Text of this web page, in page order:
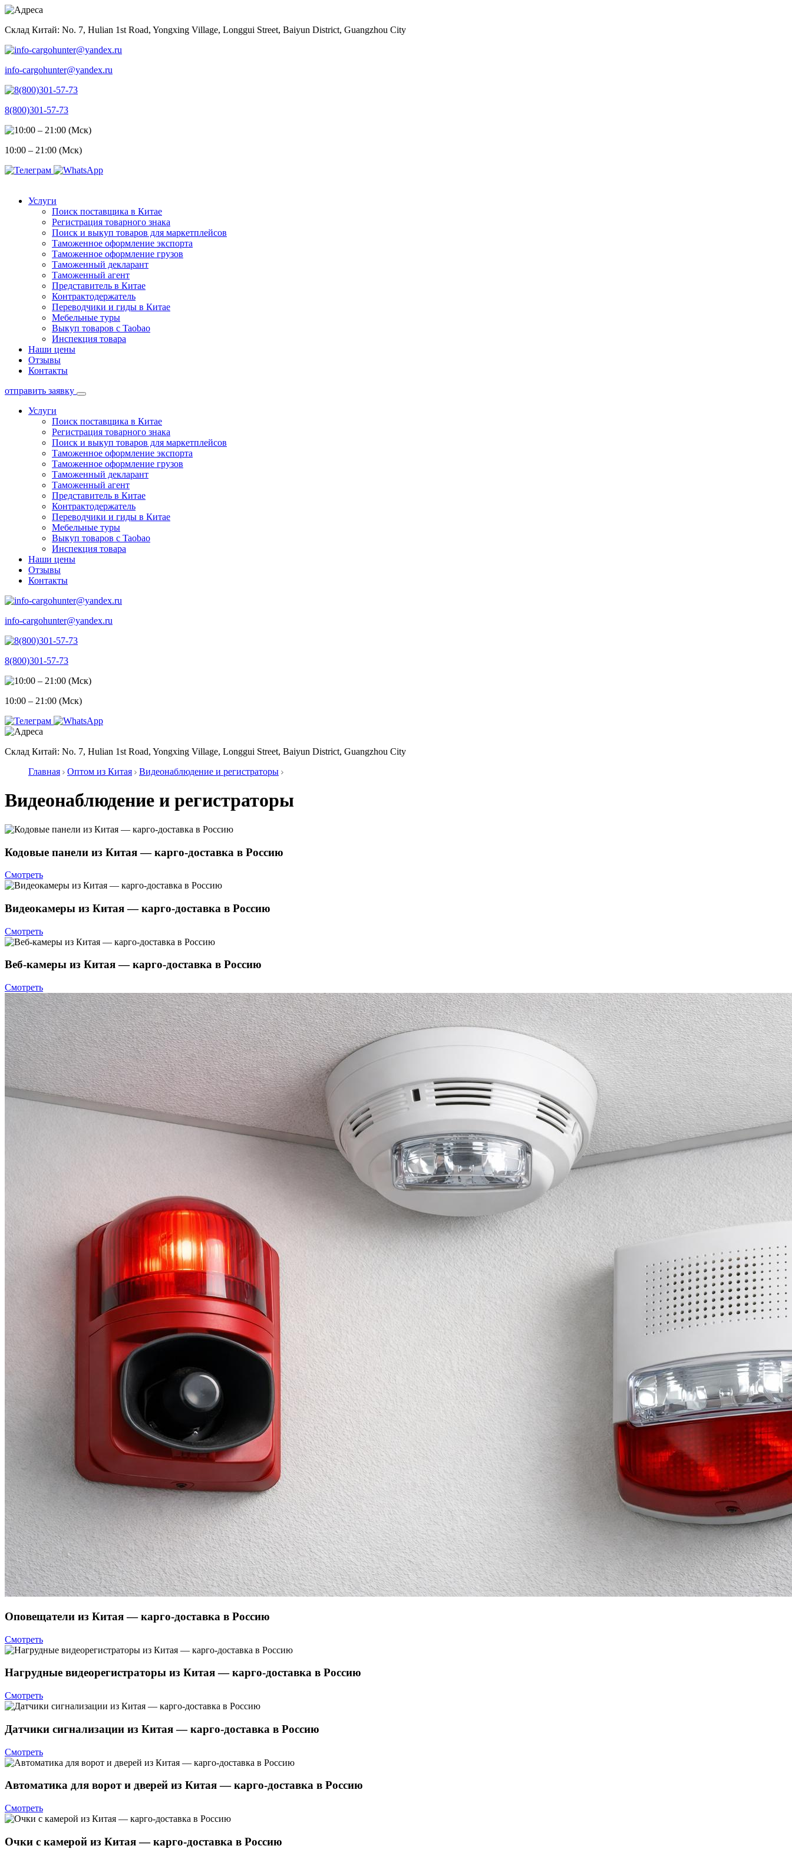
Skip
content
Склад Китай: No. 7, Hulian 1st Road, Yongxing Village, Longgui Street, Baiyun District, Guangzhou City
info-cargohunter@yandex.ru
8(800)301-57-73
10:00 – 21:00 (Мск)
Услуги
Поиск поставщика в Китае
Регистрация товарного знака
Поиск и выкуп товаров для маркетплейсов
Таможенное оформление экспорта
Таможенное оформление грузов
Таможенный декларант
Таможенный агент
Представитель в Китае
Контрактодержатель
Переводчики и гиды в Китае
Мебельные туры
Выкуп товаров с Taobao
Инспекция товара
Наши цены
Отзывы
Контакты
отправить заявку
Услуги
Поиск поставщика в Китае
Регистрация товарного знака
Поиск и выкуп товаров для маркетплейсов
Таможенное оформление экспорта
Таможенное оформление грузов
Таможенный декларант
Таможенный агент
Представитель в Китае
Контрактодержатель
Переводчики и гиды в Китае
Мебельные туры
Выкуп товаров с Taobao
Инспекция товара
Наши цены
Отзывы
Контакты
info-cargohunter@yandex.ru
8(800)301-57-73
10:00 – 21:00 (Мск)
Склад Китай: No. 7, Hulian 1st Road, Yongxing Village, Longgui Street, Baiyun District, Guangzhou City
Главная
Оптом из Китая Видеонаблюдение и регистраторы
Видеонаблюдение и регистраторы
Кодовые панели из Китая — карго-доставка в Россию
Смотреть
Видеокамеры из Китая — карго-доставка в Россию
Смотреть
Веб-камеры из Китая — карго-доставка в Россию
Смотреть
Оповещатели из Китая — карго-доставка в Россию
Смотреть
Нагрудные видеорегистраторы из Китая — карго-доставка в Россию
Смотреть
Датчики сигнализации из Китая — карго-доставка в Россию
Смотреть
Автоматика для ворот и дверей из Китая — карго-доставка в Россию
Смотреть
Очки с камерой из Китая — карго-доставка в Россию